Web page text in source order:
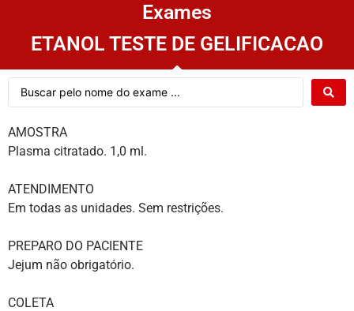
Exames
ETANOL TESTE DE GELIFICACAO
AMOSTRA
Plasma citratado. 1,0 ml.
ATENDIMENTO
Em todas as unidades. Sem restrições.
PREPARO DO PACIENTE
Jejum não obrigatório.
COLETA